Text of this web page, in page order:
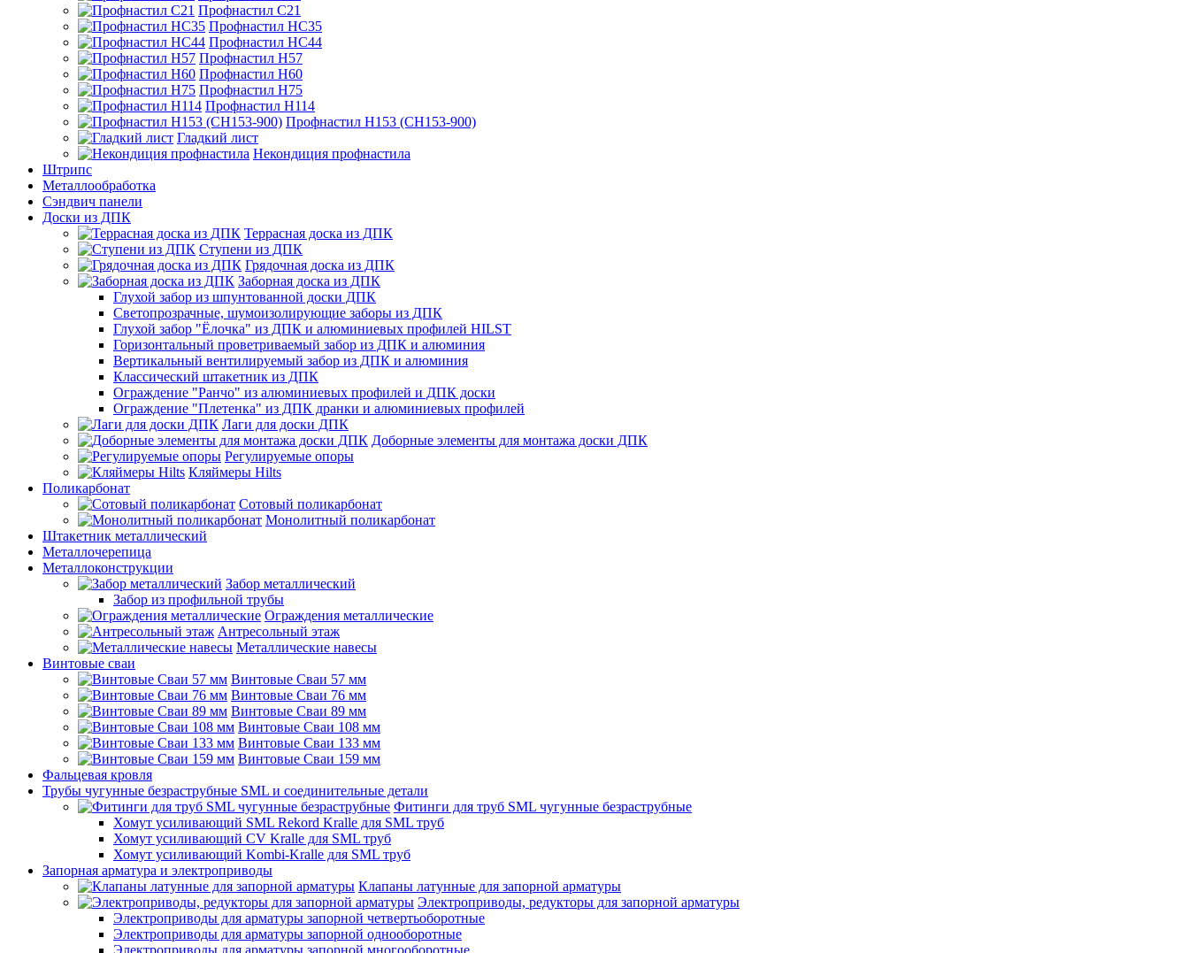
Профнастил С21
Профнастил НС35
Профнастил НС44
Профнастил Н57
Профнастил Н60
Профнастил Н75
Профнастил Н114
Профнастил Н153 (СН153-900)
Гладкий лист
Некондиция профнастила
Штрипс
Металлообработка
Сэндвич панели
Доски из ДПК
Террасная доска из ДПК
Ступени из ДПК
Грядочная доска из ДПК
Заборная доска из ДПК
Глухой забор из шпунтованной доски ДПК
Светопрозрачные, шумоизолирующие заборы из ДПК
Глухой забор "Ёлочка" из ДПК и алюминиевых профилей HILST
Горизонтальный проветриваемый забор из ДПК и алюминия
Вертикальный вентилируемый забор из ДПК и алюминия
Классический штакетник из ДПК
Ограждение "Ранчо" из алюминиевых профилей и ДПК доски
Ограждение "Плетенка" из ДПК дранки и алюминиевых профилей
Лаги для доски ДПК
Доборные элементы для монтажа доски ДПК
Регулируемые опоры
Кляймеры Hilts
Поликарбонат
Сотовый поликарбонат
Монолитный поликарбонат
Штакетник металлический
Металлочерепица
Металлоконструкции
Забор металлический
Забор из профильной трубы
Ограждения металлические
Антресольный этаж
Металлические навесы
Винтовые сваи
Винтовые Сваи 57 мм
Винтовые Сваи 76 мм
Винтовые Сваи 89 мм
Винтовые Сваи 108 мм
Винтовые Сваи 133 мм
Винтовые Сваи 159 мм
Фальцевая кровля
Трубы чугунные безраструбные SML и соединительные детали
Фитинги для труб SML чугунные безраструбные
Хомут усиливающий SML Rekord Kralle для SML труб
Хомут усиливающий CV Kralle для SML труб
Хомут усиливающий Kombi-Kralle для SML труб
Запорная арматура и электроприводы
Клапаны латунные для запорной арматуры
Электроприводы, редукторы для запорной арматуры
Электроприводы для арматуры запорной четвертьоборотные
Электроприводы для арматуры запорной однооборотные
Электроприводы для арматуры запорной многооборотные